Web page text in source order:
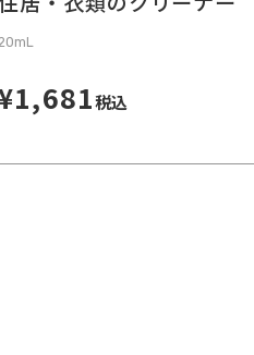
税込